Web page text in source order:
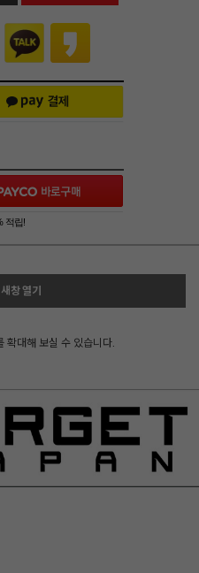
적립!
창 열기
확대해 보실 수 있습니다.